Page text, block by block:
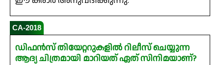
CA-2018
ഡിഫൻസ് തിയേറ്ററുകളിൽ റിലീസ് ചെയ്യുന്ന
ആദ്യ ചിത്രമായി മാറിയത് ഏത് സിനിമയാണ്?